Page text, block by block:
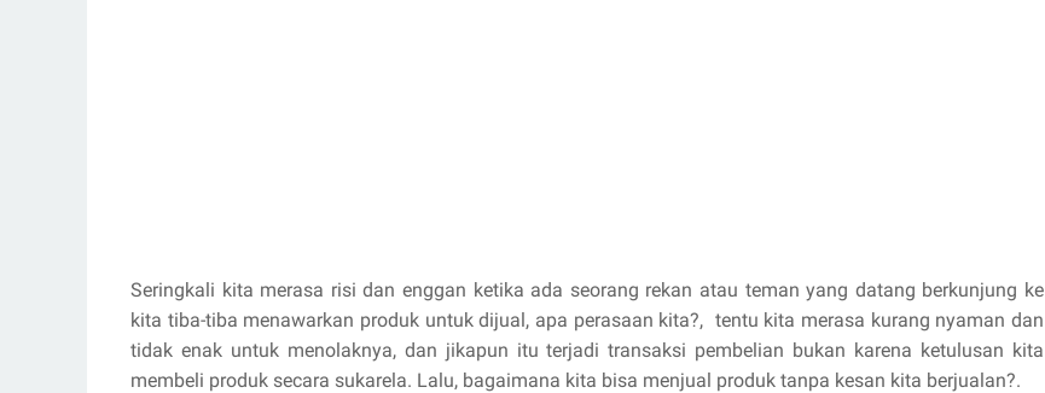
Seringkali kita merasa risi dan enggan ketika ada seorang rekan atau teman yang datang berkunjung ke
kita tiba-tiba menawarkan produk untuk dijual, apa perasaan kita?, tentu kita merasa kurang nyaman dan
tidak enak untuk menolaknya, dan jikapun itu terjadi transaksi pembelian bukan karena ketulusan kita
membeli produk secara sukarela. Lalu, bagaimana kita bisa menjual produk tanpa kesan kita berjualan?.